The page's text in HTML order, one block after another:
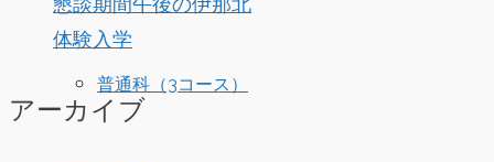
普通科（3コース）
体験入学
アーカイブ